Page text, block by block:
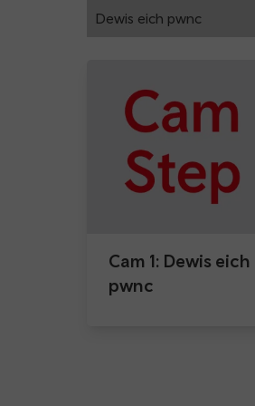
Dewis eich pwnc
Cam 1: Dewis eich
pwnc